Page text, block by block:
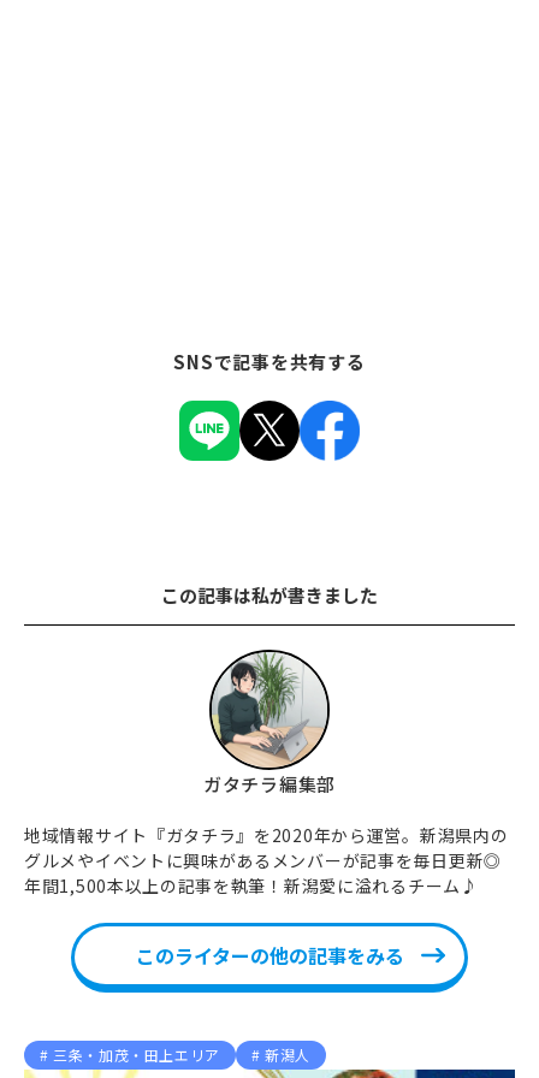
SNSで記事を共有する
この記事は私が書きました
ガタチラ編集部
地域情報サイト『ガタチラ』を2020年から運営。新潟県内の
グルメやイベントに興味があるメンバーが記事を毎日更新◎
年間1,500本以上の記事を執筆！新潟愛に溢れるチーム♪
このライターの他の記事をみる
三条・加茂・田上エリア 新潟人